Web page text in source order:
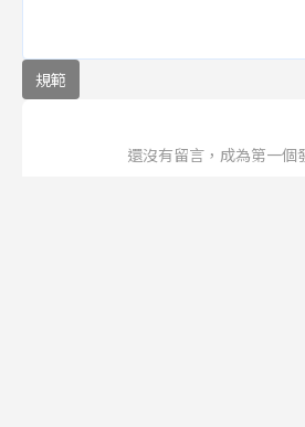
規範
還沒有留言，成為第一個